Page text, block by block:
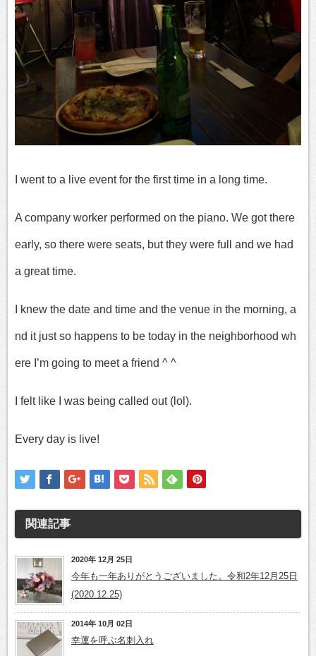
I went to a live event for the first time in a long time.
A company worker performed on the piano. We got there
early, so there were seats, but they were full and we had
a great time.
I knew the date and time and the venue in the morning, a
nd it just so happens to be today in the neighborhood wh
ere I’m going to meet a friend ^ ^
I felt like I was being called out (lol).
Every day is live!
関連記事
2020年 12月 25日
今年も一年ありがとうございました。令和2年12月25日
(2020.12.25)
2014年 10月 02日
幸運を呼ぶ名刺入れ